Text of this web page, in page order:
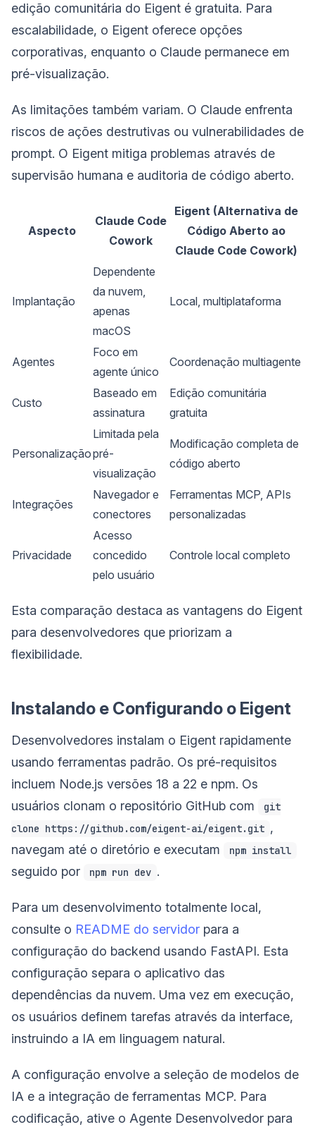
edição comunitária do Eigent é gratuita. Para
escalabilidade, o Eigent oferece opções
corporativas, enquanto o Claude permanece em
pré-visualização.
As limitações também variam. O Claude enfrenta
riscos de ações destrutivas ou vulnerabilidades de
prompt. O Eigent mitiga problemas através de
supervisão humana e auditoria de código aberto.
Aspecto
Claude Code
Cowork
Eigent (Alternativa de
Código Aberto ao
Claude Code Cowork)
Implantação
Dependente
da nuvem,
apenas
macOS
Local, multiplataforma
Agentes
Foco em
agente único
Coordenação multiagente
Custo
Baseado em
assinatura
Edição comunitária
gratuita
Personalização
Limitada pela
pré-
visualização
Modificação completa de
código aberto
Integrações
Navegador e
conectores
Ferramentas MCP, APIs
personalizadas
Privacidade
Acesso
concedido
pelo usuário
Controle local completo
Esta comparação destaca as vantagens do Eigent
para desenvolvedores que priorizam a
flexibilidade.
Instalando e Configurando o Eigent
Desenvolvedores instalam o Eigent rapidamente
usando ferramentas padrão. Os pré-requisitos
incluem Node.js versões 18 a 22 e npm. Os
usuários clonam o repositório GitHub com
git
clone https://github.com/eigent-ai/eigent.git ,
navegam até o diretório e executam
npm install
seguido por npm run dev .
Para um desenvolvimento totalmente local,
consulte o README do servidor para a
configuração do backend usando FastAPI. Esta
configuração separa o aplicativo das
dependências da nuvem. Uma vez em execução,
os usuários definem tarefas através da interface,
instruindo a IA em linguagem natural.
A configuração envolve a seleção de modelos de
IA e a integração de ferramentas MCP. Para
codificação, ative o Agente Desenvolvedor para